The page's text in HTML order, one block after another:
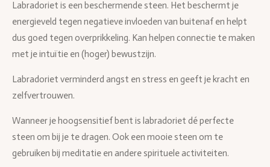
Labradoriet is een beschermende steen. Het beschermt je
energieveld tegen negatieve invloeden van buitenaf en helpt
dus goed tegen overprikkeling. Kan helpen connectie te maken
met je intuïtie en (hoger) bewustzijn.
Labradoriet verminderd angst en stress en geeft je kracht en
zelfvertrouwen.
Wanneer je hoogsensitief bent is labradoriet dé perfecte
steen om bij je te dragen. Ook een mooie steen om te
gebruiken bij meditatie en andere spirituele activiteiten.